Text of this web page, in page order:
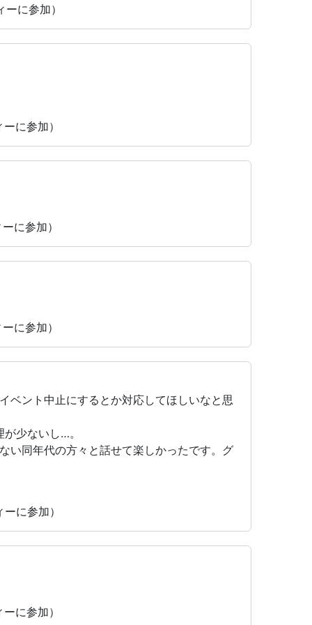
に参加）
に参加）
に参加）
に参加）
ベント中止にするとか対応してほしいなと思
少ないし…。
い同年代の方々と話せて楽しかったです。グ
に参加）
に参加）